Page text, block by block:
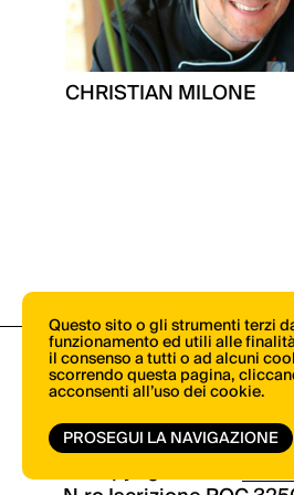
CHRISTIAN MILONE
© Copyright 2026.
Questo sito o gli strumenti terzi
funzionamento ed utili alle
il consenso a tutti o ad alcuni
scorrendo questa pagina,
acconsenti all’uso dei cookie.
PROSEGUI LA NAVIGAZIONE